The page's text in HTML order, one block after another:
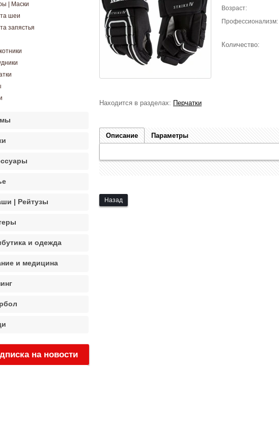
Возраст:
Профессионализм:
Количество:
Находится в разделах: Перчатки
Описание Параметры
Назад
| Маски
шеи
запястья
| Рейтузы
и одежда
и медицина
на новости